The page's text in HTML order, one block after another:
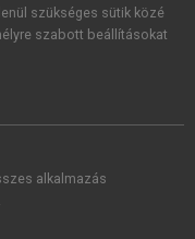
foglaltakat
szükséges sütik közé
szabott beállításokat
alkalmazás